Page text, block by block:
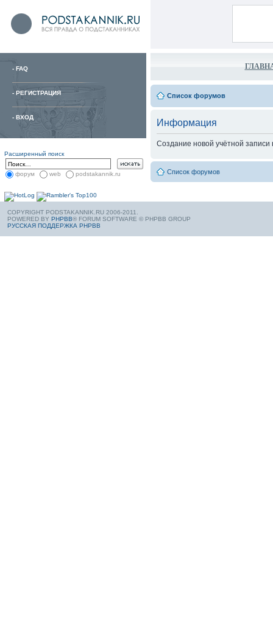
- FAQ
- РЕГИСТРАЦИЯ
- ВХОД
Расширенный поиск
форум web podstakannik.ru
Список форумов
Информация
Создание новой учётной
Список форумов
COPYRIGHT PODSTAKANNIK.RU 2006-2011.
POWERED BY PHPBB® FORUM SOFTWARE © PHPBB GROUP
РУССКАЯ ПОДДЕРЖКА PHPBB